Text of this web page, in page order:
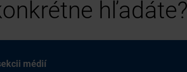
hľadáte?
médií